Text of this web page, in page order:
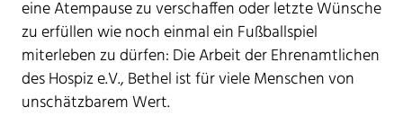
eine Atempause zu verschaffen oder letzte Wünsche
zu erfüllen wie noch einmal ein Fußballspiel
miterleben zu dürfen: Die Arbeit der Ehrenamtlichen
des Hospiz e.V., Bethel ist für viele Menschen von
unschätzbarem Wert.